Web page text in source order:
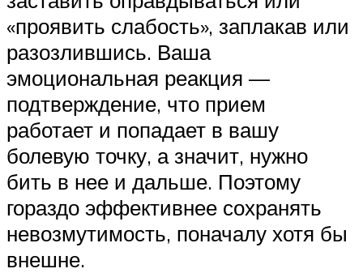
«проявить слабость», заплакав или
разозлившись. Ваша
эмоциональная реакция —
подтверждение, что прием
работает и попадает в вашу
болевую точку, а значит, нужно
бить в нее и дальше. Поэтому
гораздо эффективнее сохранять
невозмутимость, поначалу хотя бы
внешне.